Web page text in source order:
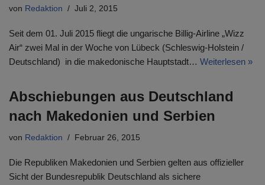
von Redaktion Juli 2, 2015
Seit dem 01. Juli 2015 fliegt die ungarische Billig-Airline „Wizz
Air“ zwei Mal in der Woche von Lübeck (Schleswig-Holstein /
Deutschland) in die makedonische Hauptstadt… Weiterlesen »
Abschiebungen aus Deutschland
nach Makedonien und Serbien
von Redaktion Februar 26, 2015
Die Republiken Makedonien und Serbien gelten aus offizieller
Sicht der Bundesrepublik Deutschland als sichere